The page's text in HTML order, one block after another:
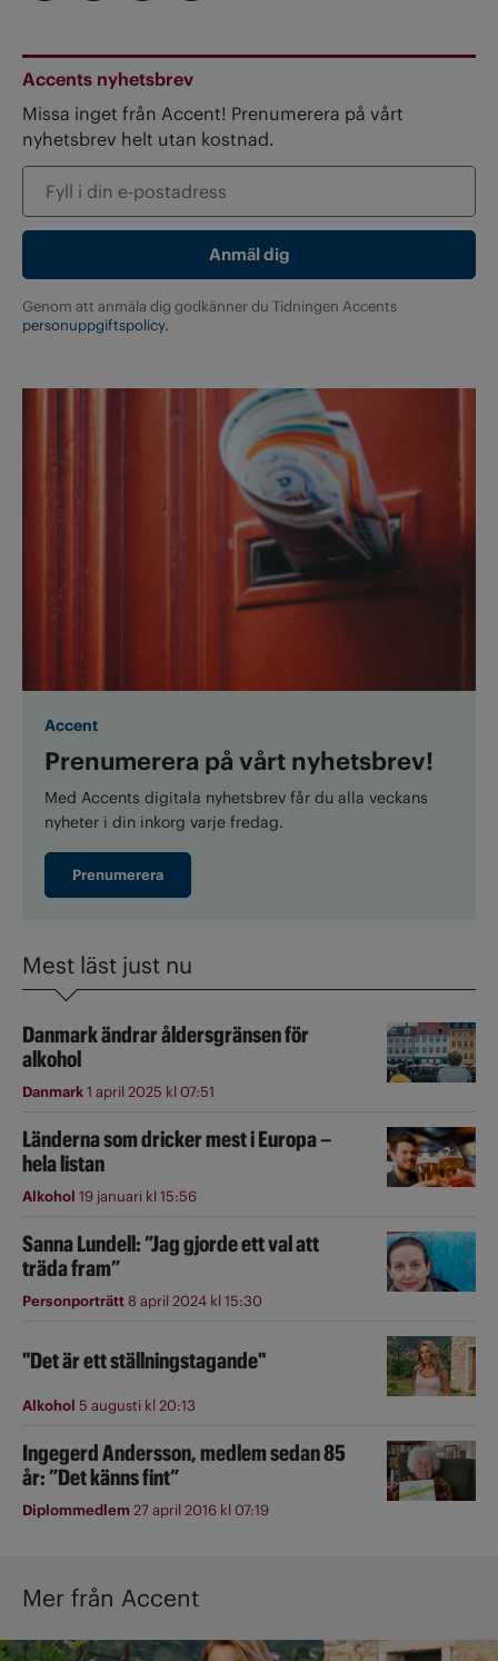
Accents nyhetsbrev
Missa inget från Accent! Prenumerera på vårt
nyhetsbrev helt utan kostnad.
Genom att anmäla dig godkänner du Tidningen Accents
personuppgiftspolicy.
Accent
Prenumerera på vårt nyhetsbrev!
Med Accents digitala nyhetsbrev får du alla veckans
nyheter i din inkorg varje fredag.
Prenumerera
Mest läst just nu
Danmark ändrar åldersgränsen för
alkohol
Danmark1 april 2025 kl 07:51
Länderna som dricker mest i Europa –
hela listan
Alkohol 19 januari kl 15:56
Sanna Lundell: ”Jag gjorde ett val att
träda fram”
Personporträtt8 april 2024 kl 15:30
"Det är ett ställningstagande"
Alkohol 5 augusti kl 20:13
Ingegerd Andersson, medlem sedan 85
år: ”Det känns fint”
Diplommedlem27 april 2016 kl 07:19
Mer från Accent